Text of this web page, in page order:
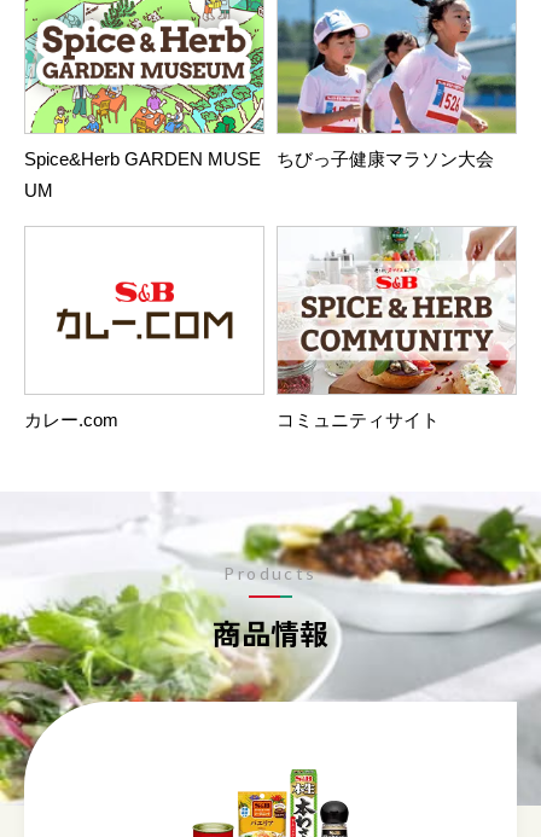
Spice&Herb GARDEN MUSE
UM
ちびっ子健康マラソン大会
カレー.com コミュニティサイト
商品情報
Products